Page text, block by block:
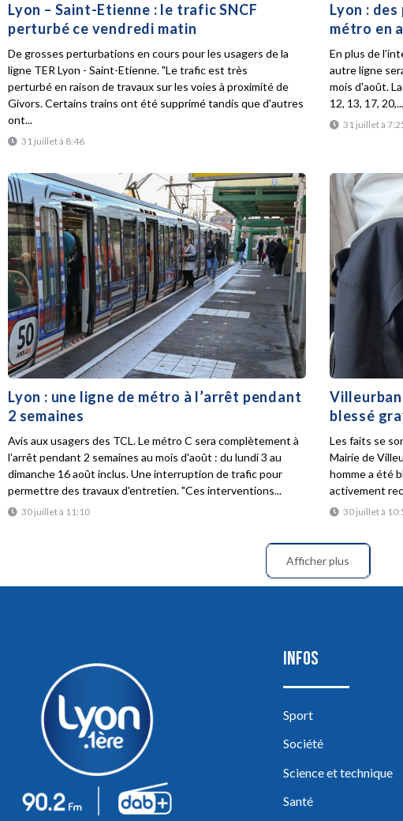
Lyon – Saint-Etienne : le trafic SNCF
perturbé ce vendredi matin
31 juillet à 8:46
De grosses perturbations en cours pour les usagers de la
ligne TER Lyon - Saint-Etienne. "Le trafic est très
perturbé en raison de travaux sur les voies à proximité de
Givors. Certains trains ont été supprimé tandis que d'autres
ont...
Lyon :
métro en
31 juillet à
En plus de
autre ligne
mois d'août.
12, 13, 17, 20,...
Lyon : une ligne de métro à l’arrêt pendant
2 semaines
30 juillet à 11:10
Avis aux usagers des TCL. Le métro C sera complètement à
l'arrêt pendant 2 semaines au mois d'août : du lundi 3 au
dimanche 16 août inclus. Une interruption de trafic pour
permettre des travaux d'entretien. "Ces interventions...
blessé
30 juillet à
Les faits se
Mairie de
homme a été
activement
Afficher plus
INFOS
Sport
Société
Science et technique
Santé